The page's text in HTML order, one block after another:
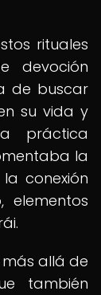
rituales
devoción
de buscar
su vida y
práctica
la
conexión
allá de
también